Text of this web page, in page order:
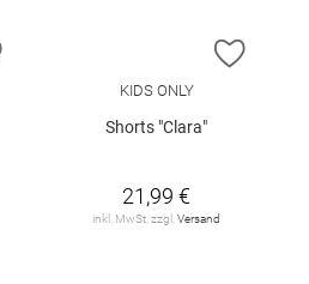
ZUR WUNSCHLISTE HINZUFÜGEN
ZUR
KIDS ONLY
Shorts "Clara"
21,99 €
inkl. MwSt. zzgl. Versand